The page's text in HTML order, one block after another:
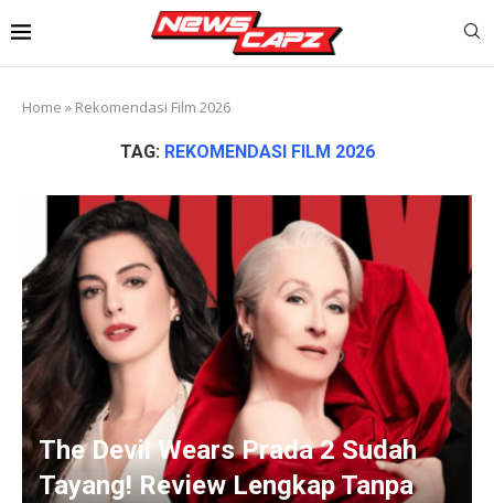
Home » Rekomendasi Film 2026
TAG: REKOMENDASI FILM 2026
The Devil Wears Prada 2 Sudah
Tayang! Review Lengkap Tanpa